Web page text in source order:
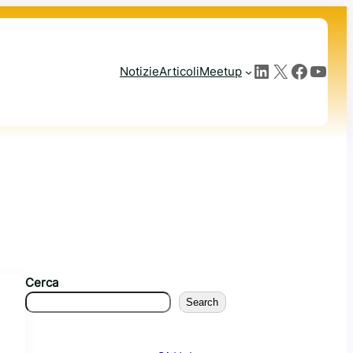
NotizieArticoliMeetup LinkedIn X Facebook YouTube
Cerca
Search